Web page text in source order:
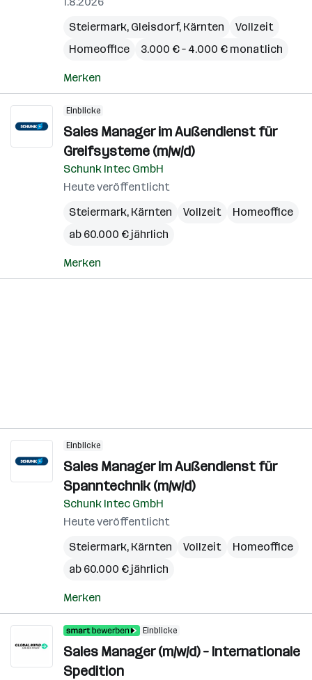
Steiermark, Gleisdorf, Kärnten
Vollzeit
Homeoffice
3.000 € – 4.000 € monatlich
Merken
Einblicke
Sales Manager im Außendienst für
Greifsysteme (m/w/d)
Schunk Intec GmbH
Heute veröffentlicht
Steiermark, Kärnten Vollzeit
Homeoffice
ab 60.000 € jährlich
Merken
Einblicke
Sales Manager im Außendienst für
Spanntechnik (m/w/d)
Schunk Intec GmbH
Heute veröffentlicht
Steiermark, Kärnten Vollzeit
Homeoffice
ab 60.000 € jährlich
Merken
Einblicke
Sales Manager (m/w/d) – Internationale
Spedition